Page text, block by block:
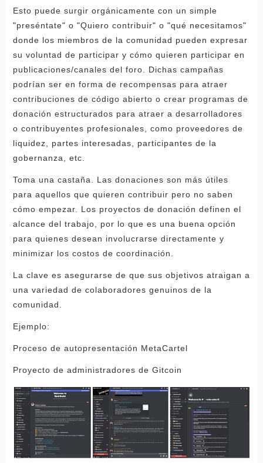
Esto puede surgir orgánicamente con un simple
"preséntate" o "Quiero contribuir" o "qué necesitamos"
donde los miembros de la comunidad pueden expresar
su voluntad de participar y cómo quieren participar en
publicaciones/canales del foro. Dichas campañas
podrían ser en forma de recompensas para atraer
contribuciones de código abierto o crear programas de
donación estructurados para atraer a desarrolladores
o contribuyentes profesionales, como proveedores de
liquidez, partes interesadas, participantes de la
gobernanza, etc.
Toma una castaña. Las donaciones son más útiles
para aquellos que quieren contribuir pero no saben
cómo empezar. Los proyectos de donación definen el
alcance del trabajo, por lo que es una buena opción
para quienes desean involucrarse directamente y
minimizar los costos de coordinación.
La clave es asegurarse de que sus objetivos atraigan a
una variedad de colaboradores genuinos de la
comunidad.
Ejemplo:
Proceso de autopresentación MetaCartel
Proyecto de administradores de Gitcoin